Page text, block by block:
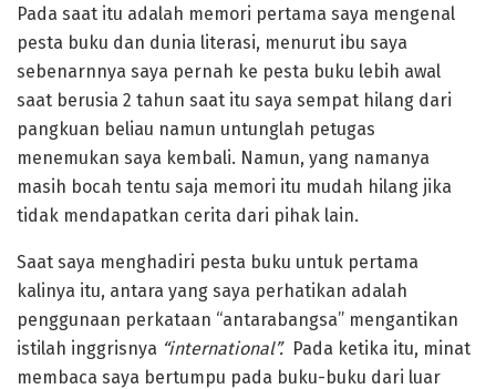
Pada saat itu adalah memori pertama saya mengenal
pesta buku dan dunia literasi, menurut ibu saya
sebenarnnya saya pernah ke pesta buku lebih awal
saat berusia 2 tahun saat itu saya sempat hilang dari
pangkuan beliau namun untunglah petugas
menemukan saya kembali. Namun, yang namanya
masih bocah tentu saja memori itu mudah hilang jika
tidak mendapatkan cerita dari pihak lain.
Saat saya menghadiri pesta buku untuk pertama
kalinya itu, antara yang saya perhatikan adalah
penggunaan perkataan “antarabangsa” mengantikan
istilah inggrisnya “international”.Pada ketika itu, minat
membaca saya bertumpu pada buku-buku dari luar